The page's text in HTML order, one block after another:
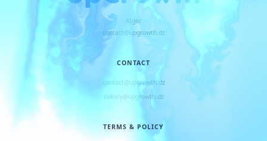
Alger
contact@upgrowth.dz
CONTACT
contact@upgrowth.dz
zakary@upgrowth.dz
TERMS & POLICY